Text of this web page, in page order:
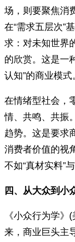
场，则要聚焦消
在“需求五层次”
求：对未知世界
的欣赏。这是一
认知”的商业模式
在情绪型社会，
情、共鸣、共振
趋势。这是要求
消费者价值的视
不如“真材实料”与
四、从大众到小
《小众行为学》
来，商业巨头主